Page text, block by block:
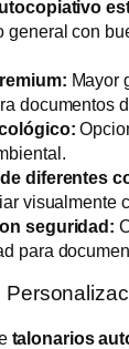
general con
Mayor
documentos
diferentes
visualmente
seguridad:
para
talonarios